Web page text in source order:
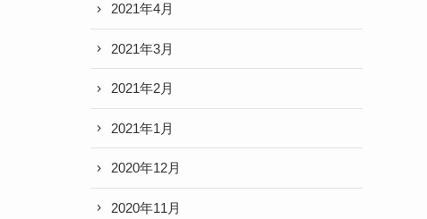
2021年4月
2021年3月
2021年2月
2021年1月
2020年12月
2020年11月